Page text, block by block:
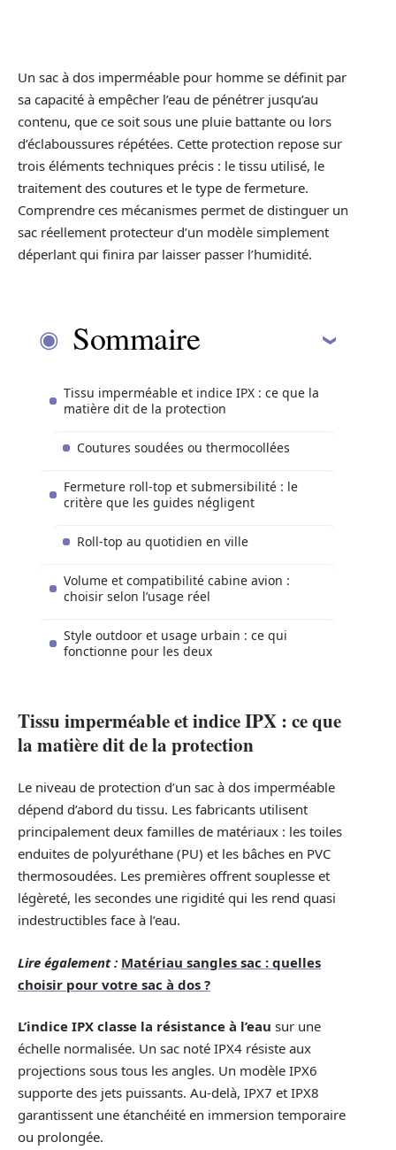
Un sac à dos imperméable pour homme se définit par
sa capacité à empêcher l’eau de pénétrer jusqu’au
contenu, que ce soit sous une pluie battante ou lors
d’éclaboussures répétées. Cette protection repose sur
trois éléments techniques précis : le tissu utilisé, le
traitement des coutures et le type de fermeture.
Comprendre ces mécanismes permet de distinguer un
sac réellement protecteur d’un modèle simplement
déperlant qui finira par laisser passer l’humidité.
Sommaire
Tissu imperméable et indice IPX : ce que la
matière dit de la protection
Coutures soudées ou thermocollées
Fermeture roll-top et submersibilité : le
critère que les guides négligent
Roll-top au quotidien en ville
Volume et compatibilité cabine avion :
choisir selon l’usage réel
Style outdoor et usage urbain : ce qui
fonctionne pour les deux
Tissu imperméable et indice IPX : ce que
la matière dit de la protection
Le niveau de protection d’un sac à dos imperméable
dépend d’abord du tissu. Les fabricants utilisent
principalement deux familles de matériaux : les toiles
enduites de polyuréthane (PU) et les bâches en PVC
thermosoudées. Les premières offrent souplesse et
légèreté, les secondes une rigidité qui les rend quasi
indestructibles face à l’eau.
Lire également : Matériau sangles sac : quelles
choisir pour votre sac à dos ?
L’indice IPX classe la résistance à l’eau sur une
échelle normalisée. Un sac noté IPX4 résiste aux
projections sous tous les angles. Un modèle IPX6
supporte des jets puissants. Au-delà, IPX7 et IPX8
garantissent une étanchéité en immersion temporaire
ou prolongée.